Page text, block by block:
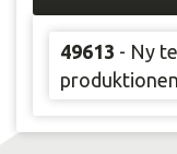
49613 - Ny
produktionen